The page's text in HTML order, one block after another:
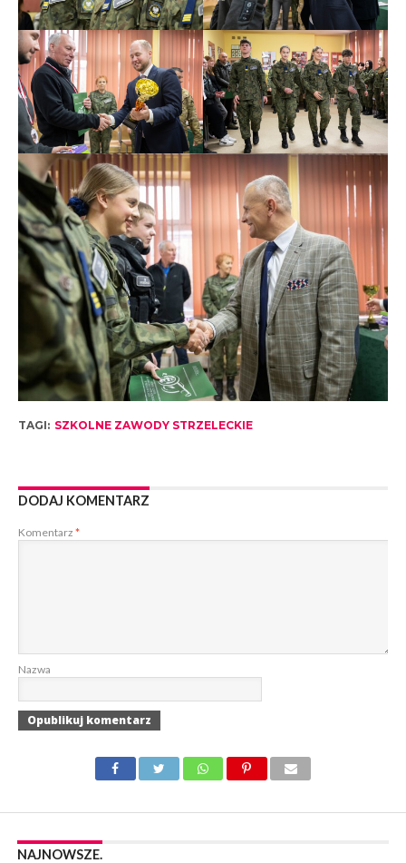
TAGI: SZKOLNE ZAWODY STRZELECKIE
DODAJ KOMENTARZ
Komentarz *
Nazwa
NAJNOWSZE.